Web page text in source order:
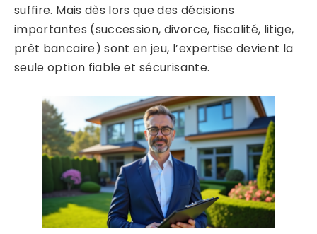
suffire. Mais dès lors que des décisions
importantes (succession, divorce, fiscalité, litige,
prêt bancaire) sont en jeu, l’expertise devient la
seule option fiable et sécurisante.